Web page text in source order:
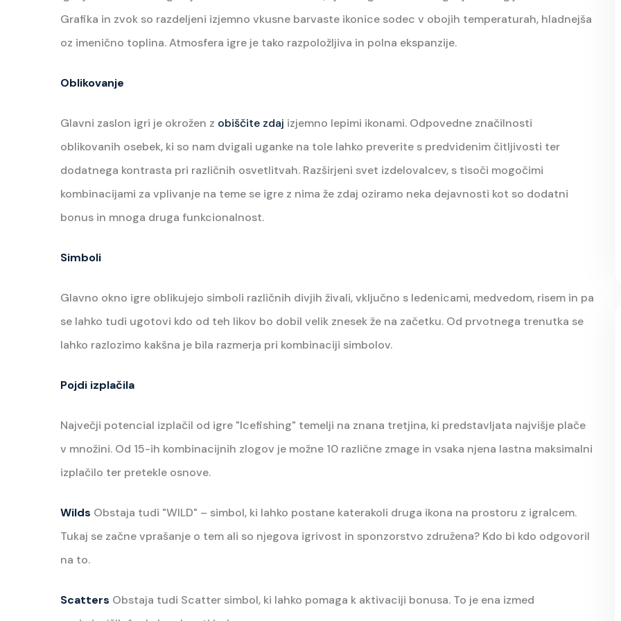
Grafika in zvok so razdeljeni izjemno vkusne barvaste ikonice sodec v obojih temperaturah, hladnejša
oz imenično toplina. Atmosfera igre je tako razpoložljiva in polna ekspanzije.
Oblikovanje
Glavni zaslon igri je okrožen z obiščite zdaj izjemno lepimi ikonami. Odpovedne značilnosti
oblikovanih osebek, ki so nam dvigali uganke na tole lahko preverite s predvidenim čitljivosti ter
dodatnega kontrasta pri različnih osvetlitvah. Razširjeni svet izdelovalcev, s tisoči mogočimi
kombinacijami za vplivanje na teme se igre z nima že zdaj oziramo neka dejavnosti kot so dodatni
bonus in mnoga druga funkcionalnost.
Simboli
Glavno okno igre oblikujejo simboli različnih divjih živali, vključno s ledenicami, medvedom, risem in pa
se lahko tudi ugotovi kdo od teh likov bo dobil velik znesek že na začetku. Od prvotnega trenutka se
lahko razlozimo kakšna je bila razmerja pri kombinaciji simbolov.
Pojdi izplačila
Največji potencial izplačil od igre "Icefishing" temelji na znana tretjina, ki predstavljata najvišje plače
v množini. Od 15-ih kombinacijnih zlogov je možne 10 različne zmage in vsaka njena lastna maksimalni
izplačilo ter pretekle osnove.
Wilds Obstaja tudi "WILD" – simbol, ki lahko postane katerakoli druga ikona na prostoru z igralcem.
Tukaj se začne vprašanje o tem ali so njegova igrivost in sponzorstvo združena? Kdo bi kdo odgovoril
na to.
Scatters Obstaja tudi Scatter simbol, ki lahko pomaga k aktivaciji bonusa. To je ena izmed